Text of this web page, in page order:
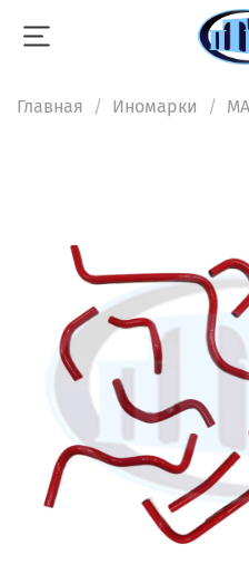
Главная Иномарки